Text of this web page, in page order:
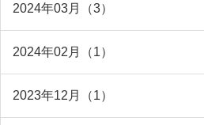
2024年03月（3）
2024年02月（1）
2023年12月（1）